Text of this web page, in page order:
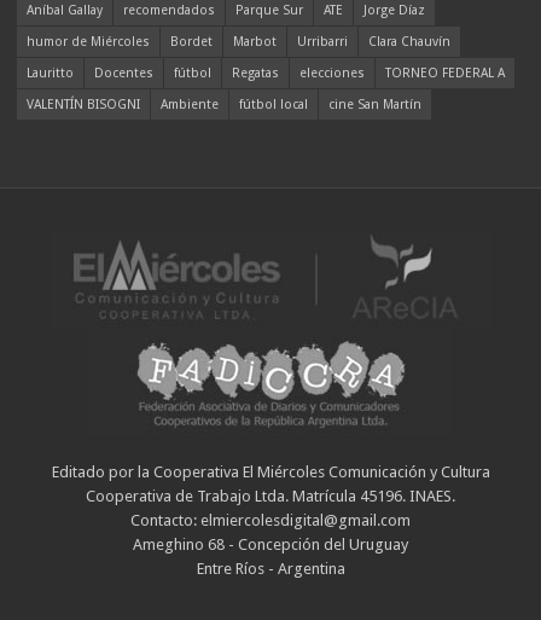
Aníbal Gallay
recomendados Parque Sur ATE
Jorge Díaz
humor de Miércoles
Bordet Marbot Urribarri
Clara Chauvín
Lauritto
Docentes fútbol Regatas elecciones
TORNEO FEDERAL A
VALENTÍN BISOGNI
Ambiente fútbol local cine San Martín
Editado por la Cooperativa El Miércoles Comunicación y Cultura
Cooperativa de Trabajo Ltda. Matrícula 45196. INAES.
Contacto: elmiercolesdigital@gmail.com
Ameghino 68 - Concepción del Uruguay
Entre Ríos - Argentina